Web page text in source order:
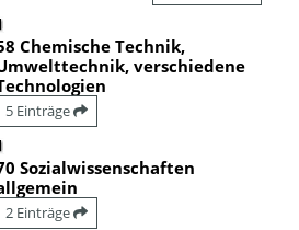
Chemische Technik,
verschiedene
5 Einträge
Sozialwissenschaften
2 Einträge